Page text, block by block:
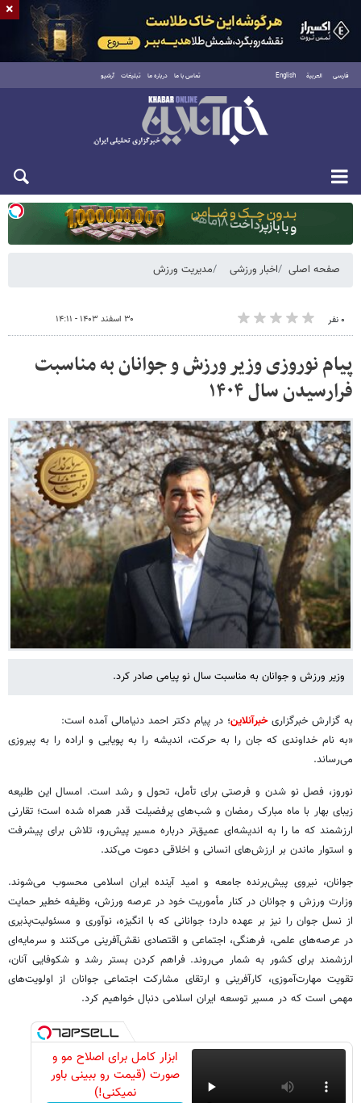
فارسی العربية English تماس با ما درباره ما تبلیغات آرشیو
یکشنبه ۱۸ مرداد ۱۴۰۵
صفحه اصلی اخبار ورزشی مدیریت ورزش
۰ نفر ۳۰ اسفند ۱۴۰۳ - ۱۴:۱۱
پیام نوروزی وزیر ورزش و جوانان به مناسبت
فرارسیدن سال ۱۴۰۴
وزیر ورزش و جوانان به مناسبت سال نو پیامی صادر کرد.
به گزارش خبرگزاریخبرآنلاین؛ در پیام دکتر احمد دنیامالی آمده است:
«به نام خداوندی که جان را به حرکت، اندیشه را به پویایی و اراده را به پیروزی
می‌رساند.
نوروز، فصل نو شدن و فرصتی برای تأمل، تحول و رشد است. امسال این طلیعه
زیبای بهار با ماه مبارک رمضان و شب‌های پرفضیلت قدر همراه شده است؛ تقارنی
ارزشمند که ما را به اندیشه‌ای عمیق‌تر درباره مسیر پیش‌رو، تلاش برای پیشرفت
و استوار ماندن بر ارزش‌های انسانی و اخلاقی دعوت می‌کند.
جوانان، نیروی پیش‌برنده جامعه و امید آینده ایران‌ اسلامی محسوب می‌شوند.
وزارت ورزش و جوانان در کنار مأموریت خود در عرصه ورزش، وظیفه خطیر حمایت
از نسل جوان را نیز بر عهده دارد؛ جوانانی که با انگیزه، نوآوری و مسئولیت‌پذیری
در عرصه‌های علمی، فرهنگی، اجتماعی و اقتصادی نقش‌آفرینی می‌کنند و سرمایه‌ای
ارزشمند برای کشور به شمار می‌روند. فراهم کردن بستر رشد و شکوفایی آنان،
تقویت مهارت‌آموزی، کارآفرینی و ارتقای مشارکت اجتماعی جوانان از اولویت‌های
مهمی است که در مسیر توسعه ایران اسلامی دنبال خواهیم کرد.
ابزار کامل برای اصلاح مو و
صورت (قیمت رو ببینی باور
نمیکنی!)
×